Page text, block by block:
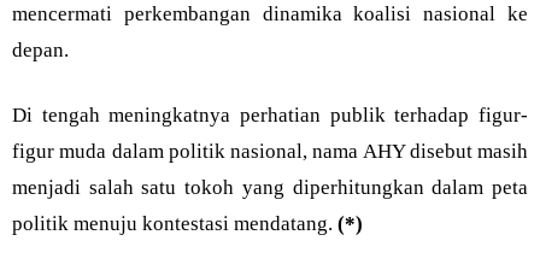
mencermati perkembangan dinamika koalisi nasional ke
depan.
Di tengah meningkatnya perhatian publik terhadap figur-
figur muda dalam politik nasional, nama AHY disebut masih
menjadi salah satu tokoh yang diperhitungkan dalam peta
politik menuju kontestasi mendatang. (*)